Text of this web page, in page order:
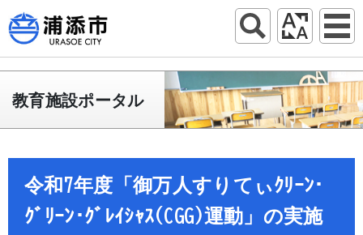
教育施設ポータル
令和7年度「御万人すりてぃｸﾘｰﾝ･
ｸﾞﾘｰﾝ･ｸﾞﾚｲｼｬｽ(CGG)運動」の実施